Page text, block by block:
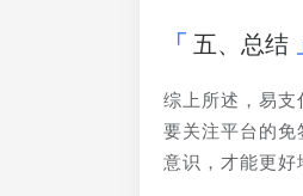
五、总结
综上所述，易支
要关注平台的免
意识，才能更好